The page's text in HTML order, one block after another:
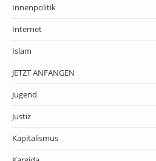
Innenpolitik
Internet
Islam
JETZT ANFANGEN
Jugend
Justiz
Kapitalismus